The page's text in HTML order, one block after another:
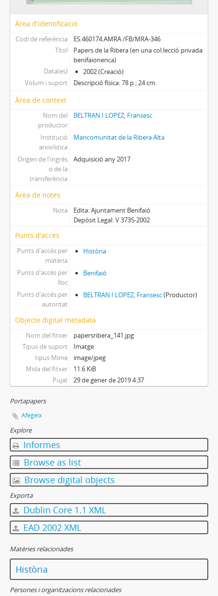
Àrea d'identificació
Codi de referència
ES.460174.AMRA /FB/MRA-346
Títol
Papers de la Ribera (en una col.lecció privada
benifaionenca)
Data(es)
2002 (Creació)
Volum i suport
Descripció física: 78 p ; 24 cm.
Àrea de context
Nom del
productor
BELTRAN I LOPEZ, Fransesc
Institució
arxivística
Mancomunitat de la Ribera Alta
Origen de l'ingrés
o de la
transferència
Adquisició any 2017
Àrea de notes
Nota
Edita: Ajuntament Benifaió
Depòsit Legal: V 3735-2002
Punts d'accés
Punts d'accés per
matèria
Història
Punts d'accés per
lloc
Benifaió
Punts d'accés per
autoritat
BELTRAN I LOPEZ, Fransesc(Productor)
Objecte digital metadata
Nom del fitxer
papersribera_141.jpg
Tipus de suport
Imatge
tipus Mime
image/jpeg
Mida del fitxer
11.6 KiB
Pujat
29 de gener de 2019 4:37
Portapapers
Afegeix
Explore
Informes
Browse as list
Browse digital objects
Exporta
Dublin Core 1.1 XML
EAD 2002 XML
Matèries relacionades
Història
Persones i organitzacions relacionades